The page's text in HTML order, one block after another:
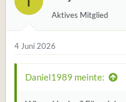
Aktives Mitglied
4 Juni 2026
Daniel1989 meinte: